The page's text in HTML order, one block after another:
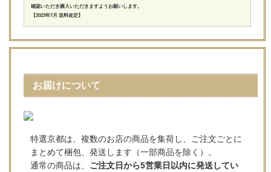
確認いただき購入いただきますようお願いします。
【2023年7月 送料改定】
お届けについて
特選京都は、複数のお店の商品を集荷し、ご注文ごとに
まとめて梱包、発送します（一部商品を除く）。
通常の商品は、 ご注文日から5営業日以内に発送してい